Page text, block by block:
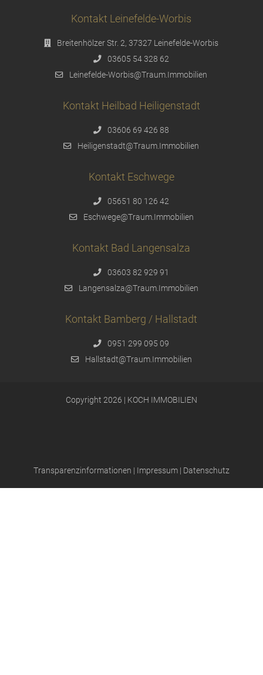
Kontakt Leinefelde-Worbis
Breitenhölzer Str. 2, 37327 Leinefelde-Worbis
03605 54 328 62
Leinefelde-Worbis@Traum.Immobilien
Kontakt Heilbad Heiligenstadt
03606 69 426 88
Heiligenstadt@Traum.Immobilien
Kontakt Eschwege
05651 80 126 42
Eschwege@Traum.Immobilien
Kontakt Bad Langensalza
03603 82 929 91
Langensalza@Traum.Immobilien
Kontakt Bamberg / Hallstadt
0951 299 095 09
Hallstadt@Traum.Immobilien
Copyright 2026 | KOCH IMMOBILIEN
Transparenzinformationen | Impressum | Datenschutz